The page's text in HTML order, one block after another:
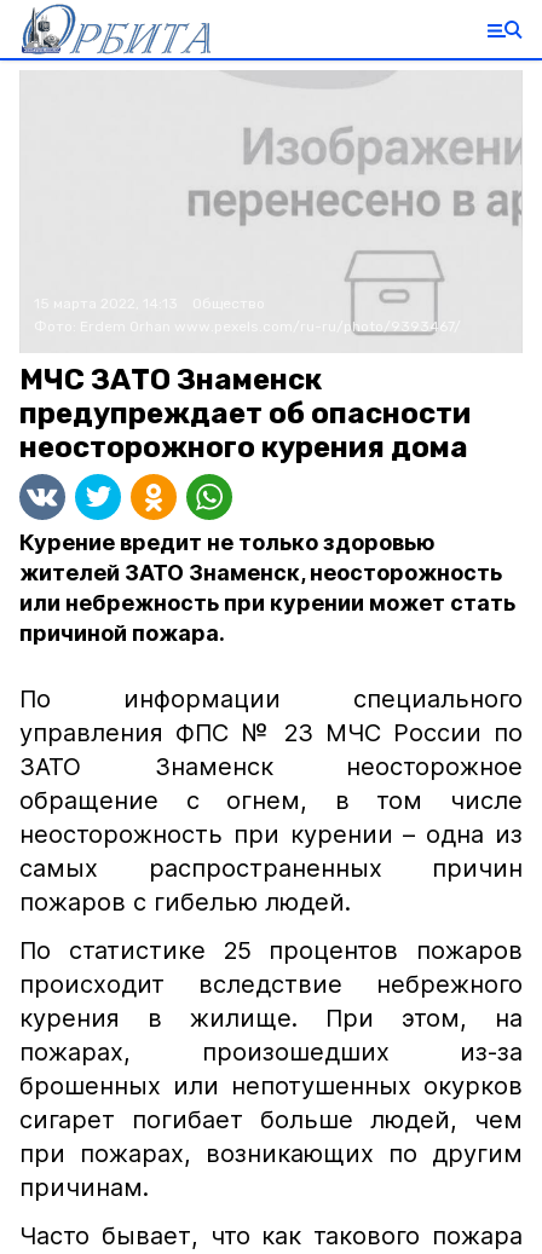
www.pexels.com/ru-ru/photo/9393467/
МЧС ЗАТО Знаменск
предупреждает об опасности
неосторожного курения дома
Курение вредит не только здоровью
жителей ЗАТО Знаменск, неосторожность
или небрежность при курении может стать
причиной пожара.
По информации специального
управления ФПС № 23 МЧС России по
ЗАТО Знаменск
неосторожное
обращение с огнем, в том числе
неосторожность при курении – одна из
самых распространенных причин
пожаров с гибелью людей.
По статистике 25 процентов пожаров
происходит вследствие небрежного
курения в жилище. При этом, на
пожарах, произошедших из-за
брошенных или непотушенных окурков
сигарет погибает больше людей, чем
при пожарах, возникающих по другим
причинам.
Часто бывает, что как такового пожара